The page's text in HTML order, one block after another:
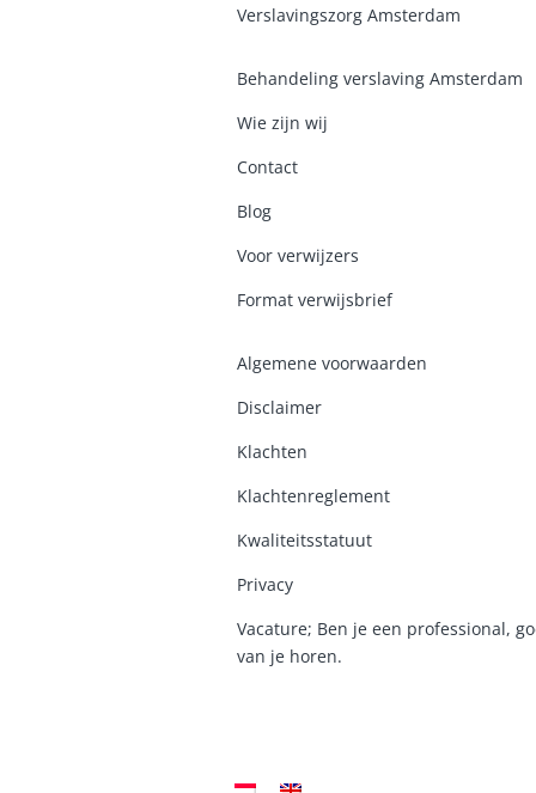
Verslavingszorg Amsterdam
Behandeling verslaving Amsterdam
Wie zijn wij
Contact
Blog
Voor verwijzers
Format verwijsbrief
Algemene voorwaarden
Disclaimer
Klachten
Klachtenreglement
Kwaliteitsstatuut
Privacy
Vacature; Ben je een professional,
van je horen.